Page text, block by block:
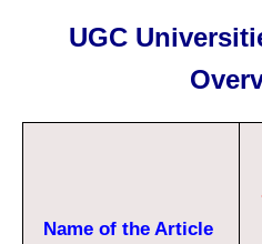
UGC
Name of the Article